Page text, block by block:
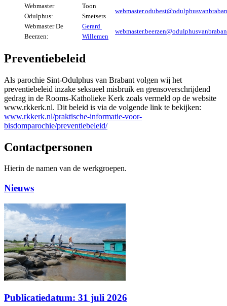
Webmaster
Odulphus:
Toon
Smetsers
Webmaster De
Beerzen:
Gerard
Willemen
Preventiebeleid
Als parochie Sint-Odulphus van Brabant volgen wij het
preventiebeleid inzake seksueel misbruik en grensoverschrijdend
gedrag in de Rooms-Katholieke Kerk zoals vermeld op de website
www.rkkerk.nl. Dit beleid is via de volgende link te bekijken:
www.rkkerk.nl/praktische-informatie-voor-
bisdomparochie/preventiebeleid/
Contactpersonen
Hierin de namen van de werkgroepen.
Nieuws
Publicatiedatum: 31 juli 2026